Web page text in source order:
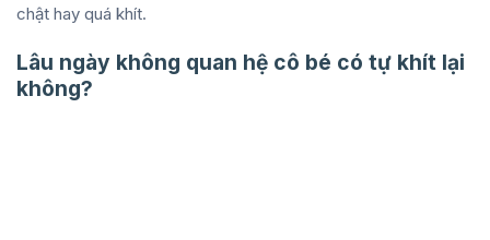
chật hay quá khít.
Lâu ngày không quan hệ cô bé có tự khít lại
không?